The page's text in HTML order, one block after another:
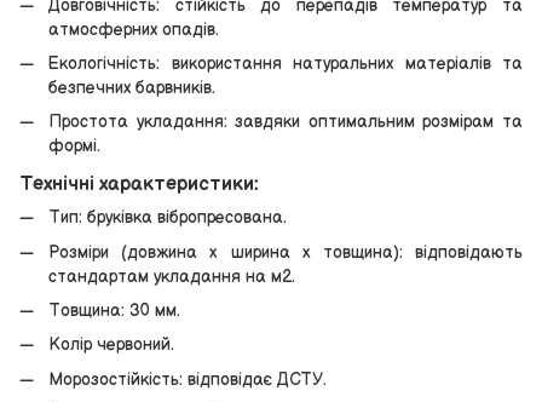
Довговічність: стійкість до перепадів температур та
атмосферних опадів.
Екологічність: використання натуральних матеріалів та
безпечних барвників.
Простота укладання: завдяки оптимальним розмірам та
формі.
Технічні характеристики:
Тип: бруківка вібропресована.
Розміри (довжина x ширина x товщина): відповідають
стандартам укладання на м2.
Товщина: 30 мм.
Колір червоний.
Морозостійкість: відповідає ДСТУ.